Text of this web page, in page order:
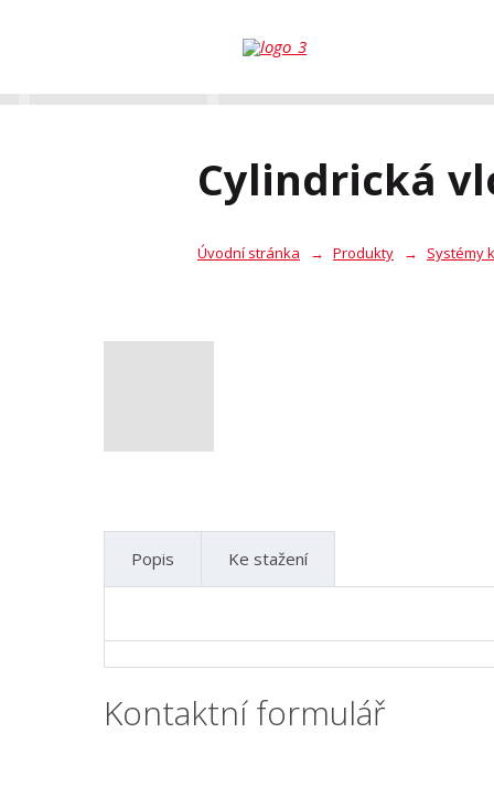
Cylindrická
Úvodní stránka Produkty Systémy
Popis Ke stažení
Kontaktní formulář